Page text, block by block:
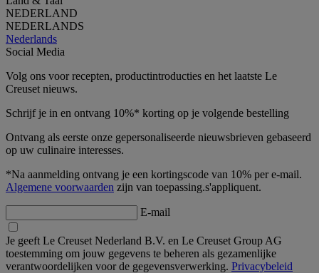
NEDERLAND
NEDERLANDS
Nederlands
Social Media
Volg ons voor recepten, productintroducties en het laatste Le
Creuset nieuws.
Schrijf je in en ontvang 10%* korting op je volgende bestelling
Ontvang als eerste onze gepersonaliseerde nieuwsbrieven gebaseerd
op uw culinaire interesses.
*Na aanmelding ontvang je een kortingscode van 10% per e-mail.
Algemene voorwaarden zijn van toepassing.s'appliquent.
E-mail
Je geeft Le Creuset Nederland B.V. en Le Creuset Group AG
toestemming om jouw gegevens te beheren als gezamenlijke
verantwoordelijken voor de gegevensverwerking. Privacybeleid